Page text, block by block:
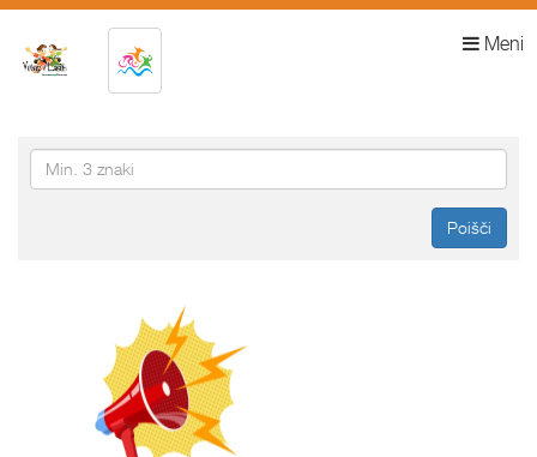
Meni
Poišči